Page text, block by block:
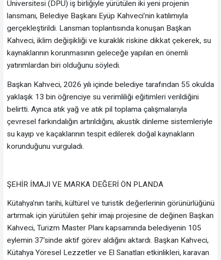
Üniversitesi (DPÜ) iş birliğiyle yürütülen iki yeni projenin
lansmanı, Belediye Başkanı Eyüp Kahveci’nin katılımıyla
gerçekleştirildi. Lansman toplantısında konuşan Başkan
Kahveci, iklim değişikliği ve kuraklık riskine dikkat çekerek, su
kaynaklarının korunmasının geleceğe yapılan en önemli
yatırımlardan biri olduğunu söyledi.
Başkan Kahveci, 2026 yılı içinde belediye tarafından 55 okulda
yaklaşık 13 bin öğrenciye su verimliliği eğitimleri verildiğini
belirtti. Ayrıca atık yağ ve atık pil toplama çalışmalarıyla
çevresel farkındalığın artırıldığını, akustik dinleme sistemleriyle
su kayıp ve kaçaklarının tespit edilerek doğal kaynakların
korunduğunu vurguladı.
ŞEHİR İMAJI VE MARKA DEĞERİ ÖN PLANDA
Kütahya’nın tarihi, kültürel ve turistik değerlerinin görünürlüğünü
artırmak için yürütülen şehir imajı projesine de değinen Başkan
Kahveci, Turizm Master Planı kapsamında belediyenin 105
eylemin 37’sinde aktif görev aldığını aktardı. Başkan Kahveci,
Kütahya Yöresel Lezzetler ve El Sanatları etkinlikleri, karavan